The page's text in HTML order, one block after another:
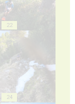
22
24